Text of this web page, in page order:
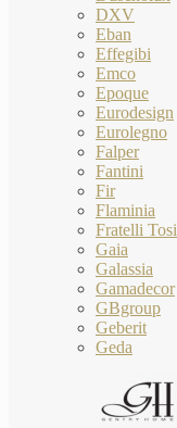
DXV
Eban
Effegibi
Emco
Epoque
Eurodesign
Eurolegno
Falper
Fantini
Fir
Flaminia
Fratelli Tosi
Gaia
Galassia
Gamadecor
GBgroup
Geberit
Geda